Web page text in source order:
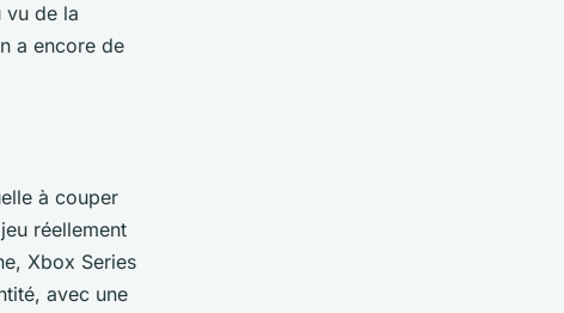
vu de la
a encore de
à couper
réellement
Xbox Series
avec une